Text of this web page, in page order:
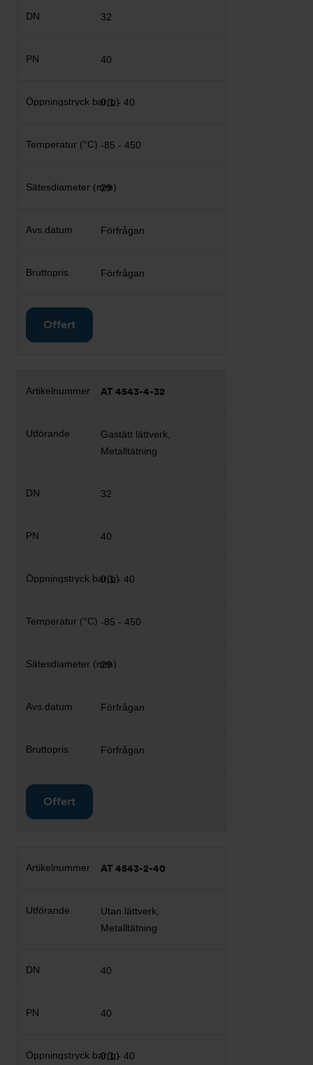
32
40
0,1 - 40
-85 - 450
29
Förfrågan
Förfrågan
Offert
AT 4543-4-32
Gastätt lättverk,
Metalltätning
32
40
0,1 - 40
-85 - 450
29
Förfrågan
Förfrågan
Offert
AT 4543-2-40
Utan lättverk,
Metalltätning
40
40
0,1 - 40